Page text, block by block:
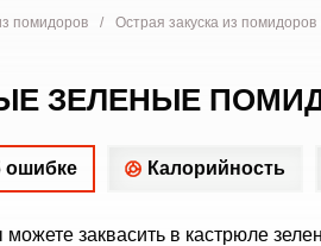
помидоров / Острая закуска из помидоров
ЗЕЛЕНЫЕ
ошибке Калорийность
заквасить в кастрюле